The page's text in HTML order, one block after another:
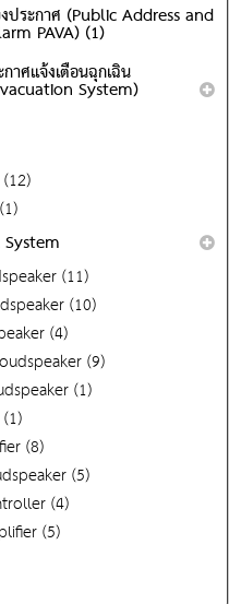
ประกาศ (Public Address and
PAVA) (1)
าศแจ้งเตือนฉุกเฉิน
System)
System
(11)
(10)
(4)
(9)
(1)
(8)
(5)
(4)
(5)